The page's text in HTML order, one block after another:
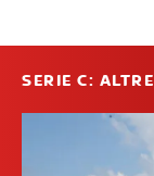
SERIE C: